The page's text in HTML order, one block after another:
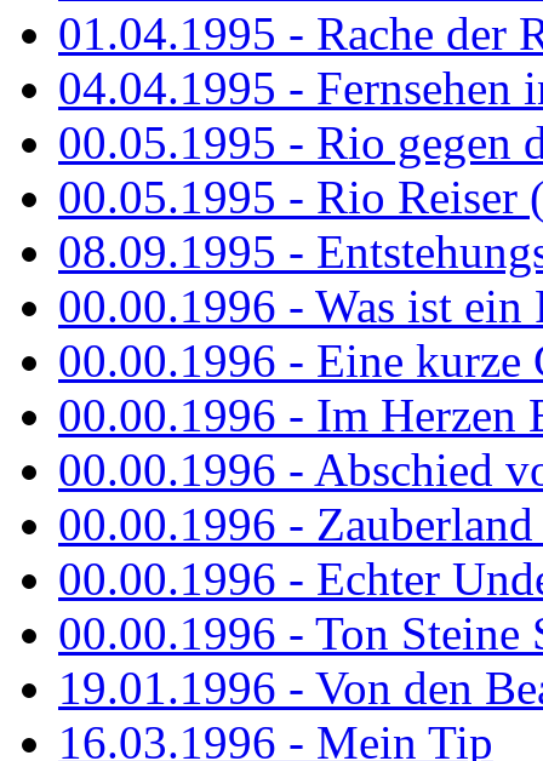
01.04.1995 - Rache der
04.04.1995 - Fernsehen
00.05.1995 - Rio gegen
00.05.1995 - Rio Reiser
08.09.1995 -
00.00.1996 - Was ist ein
00.00.1996 - Eine kurze
00.00.1996 - Im Herzen
00.00.1996 - Abschied
00.00.1996 -
00.00.1996 - Echter
00.00.1996 - Ton Steine
19.01.1996 - Von den
16.03.1996 - Mein Tip